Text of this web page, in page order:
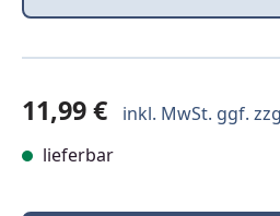
11,99 € inkl. MwSt. ggf.
lieferbar